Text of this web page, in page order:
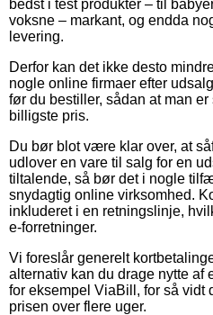
bedst i test produkter – til
voksne – markant, og endda
levering.
Derfor kan det ikke desto
nogle online firmaer efter
før du bestiller, sådan at man
billigste pris.
Du bør blot være klar over, at
udlover en vare til salg for en
tiltalende, så bør det i nogle
snydagtig online virksomhed.
inkluderet i en retningslinje,
e-forretninger.
Vi foreslår generelt
alternativ kan du drage nytte af
for eksempel ViaBill, for så vidt
prisen over flere uger.